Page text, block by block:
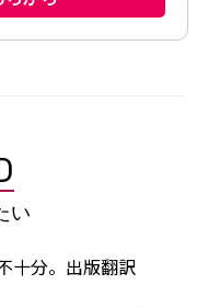
い
十分。出版翻訳